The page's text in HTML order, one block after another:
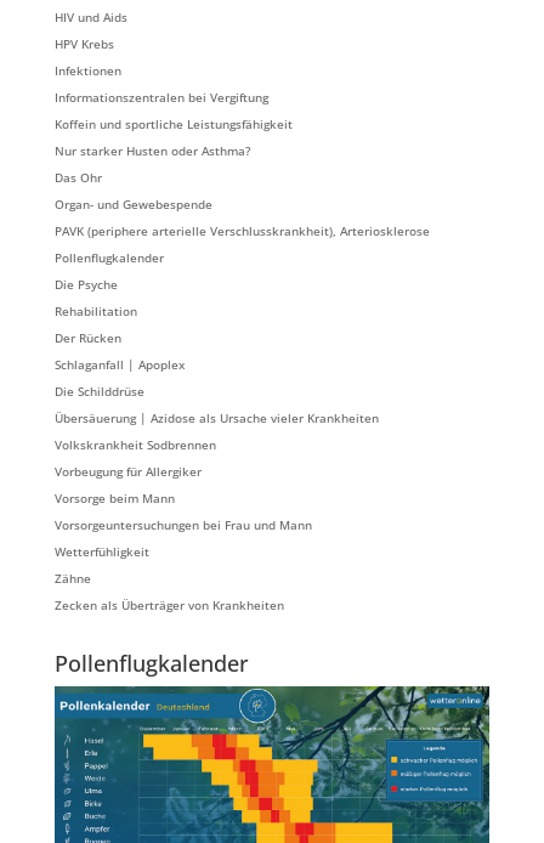
HIV und Aids
HPV Krebs
Infektionen
Informationszentralen bei Vergiftung
Koffein und sportliche Leistungsfähigkeit
Nur starker Husten oder Asthma?
Das Ohr
Organ- und Gewebespende
PAVK (periphere arterielle Verschlusskrankheit), Arteriosklerose
Pollenflugkalender
Die Psyche
Rehabilitation
Der Rücken
Schlaganfall | Apoplex
Die Schilddrüse
Übersäuerung | Azidose als Ursache vieler Krankheiten
Volkskrankheit Sodbrennen
Vorbeugung für Allergiker
Vorsorge beim Mann
Vorsorgeuntersuchungen bei Frau und Mann
Wetterfühligkeit
Zähne
Zecken als Überträger von Krankheiten
Pollenflugkalender